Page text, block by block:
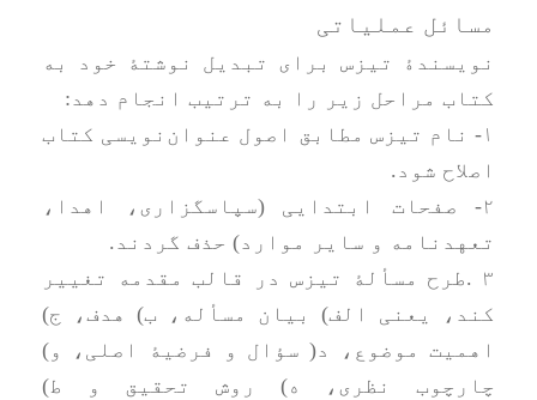
مسائل عملیاتی
نویسندۀ تیزس برای تبدیل نوشتۀ خود به
کتاب مراحل زیر را به ترتیب انجام دهد:
۱- نام تیزس مطابق اصول عنوان‌نویسی کتاب
اصلاح شود.
۲- صفحات ابتدایی (سپاسگزاری، اهدا،
تعهدنامه و سایر موارد) حذف گردند.
۳ .طرح مسألۀ تیزس در قالب مقدمه تغییر
کند، یعنی الف) بیان مسأله، ب) هدف، ج)
اهمیت موضوع، د( سؤال و فرضیۀ اصلی، و)
چارچوب نظری، ه) روش تحقیق و ط)